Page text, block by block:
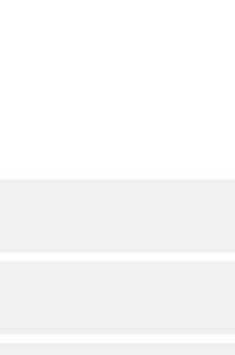
16.30 Uhr zur Verfügung.